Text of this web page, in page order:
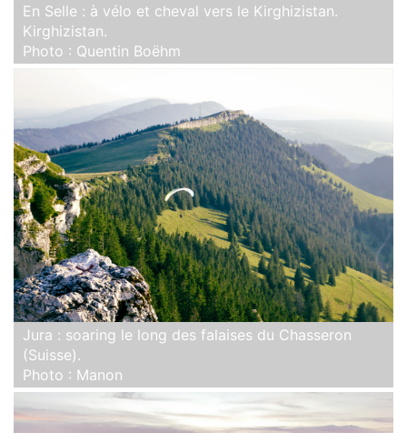
En Selle : à vélo et cheval vers le Kirghizistan.
Kirghizistan.
Photo : Quentin Boëhm
Jura : soaring le long des falaises du Chasseron
(Suisse).
Photo : Manon